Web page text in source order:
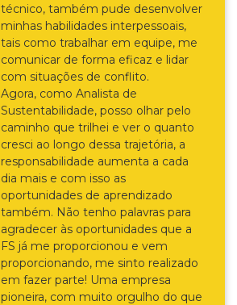
técnico, também pude desenvolver
minhas habilidades interpessoais,
tais como trabalhar em equipe, me
comunicar de forma eficaz e lidar
com situações de conflito.
Agora, como Analista de
Sustentabilidade, posso olhar pelo
caminho que trilhei e ver o quanto
cresci ao longo dessa trajetória, a
responsabilidade aumenta a cada
dia mais e com isso as
oportunidades de aprendizado
também. Não tenho palavras para
agradecer às oportunidades que a
FS já me proporcionou e vem
proporcionando, me sinto realizado
em fazer parte! Uma empresa
pioneira, com muito orgulho do que